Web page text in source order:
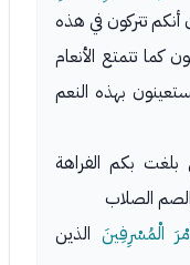
تتركون في هذه
كما تتمتع الأنعام
بهذه النعم
بلغت بكم الفراهة
الصلاب
الْمُسْرِفِينَ الذين